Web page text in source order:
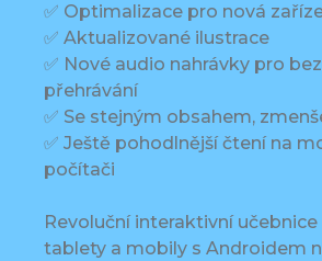
✅ Optimalizace pro nová
✅ Aktualizované ilustrace
✅ Nové audio nahrávky pro
přehrávání
✅ Se stejným obsahem,
✅ Ještě pohodlnější čtení na
počítači
Revoluční interaktivní
tablety a mobily s Androidem